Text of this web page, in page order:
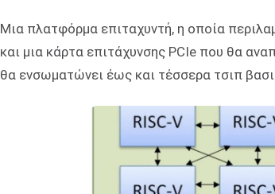
Μια πλατφόρμα επιταχυντή, η οποία
και μια κάρτα επιτάχυνσης PCIe που θα
θα ενσωματώνει έως και τέσσερα τσιπ